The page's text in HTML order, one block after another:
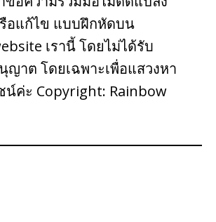
อแก้ไข แบบฝึกหัดบน
เรานี้ โดยไม่ได้รับ
ญาต โดยเฉพาะเพื่อแสวงหา
น์ค่ะ Copyright: Rainbow